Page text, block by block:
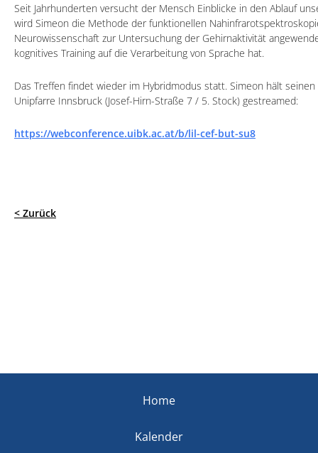
Seit Jahrhunderten versucht der Mensch Einblicke in den Ablauf
wird Simeon die Methode der funktionellen
Neurowissenschaft zur Untersuchung der Gehirnaktivität
kognitives Training auf die Verarbeitung von Sprache hat.
Das Treffen findet wieder im Hybridmodus statt. Simeon hält
Unipfarre Innsbruck (Josef-Hirn-Straße 7 / 5. Stock) gestreamed:
https://webconference.uibk.ac.at/b/lil-cef-but-su8
< Zurück
Home
Kalender